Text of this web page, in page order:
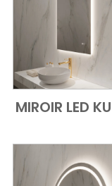
Add to
MIROIR LED